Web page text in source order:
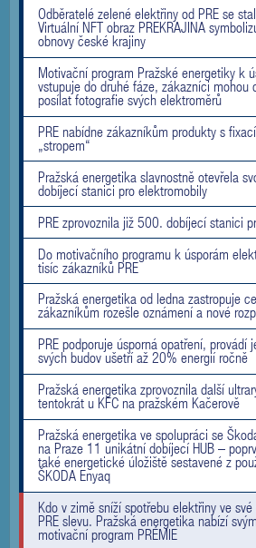
Odběratelé zelené elektřiny od PRE se
Virtuální NFT obraz PREKRAJINA
obnovy české krajiny
Motivační program Pražské energetiky k
vstupuje do druhé fáze, zákazníci mohou
posílat fotografie svých elektroměrů
PRE nabídne zákazníkům produkty s
„stropem“
Pražská energetika slavnostně otevřela
dobíjecí stanici pro elektromobily
PRE zprovoznila již 500. dobíjecí stanici
Do motivačního programu k úsporám
tisíc zákazníků PRE
Pražská energetika od ledna zastropuje
zákazníkům rozešle oznámení a nové
PRE podporuje úsporná opatření, provádí
svých budov ušetří až 20% energií ročně
Pražská energetika zprovoznila další
tentokrát u KFC na pražském Kačerově
Pražská energetika ve spolupráci se
na Praze 11 unikátní dobíjecí HUB –
také energetické úložiště sestavené z
ŠKODA Enyaq
Kdo v zimě sníží spotřebu elektřiny ve
PRE slevu. Pražská energetika nabízí
motivační program PRÉMIE